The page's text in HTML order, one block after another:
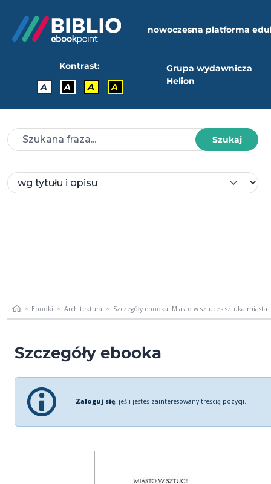
nowoczesna platforma
Kontrast:
A
A A A
Grupa wydawnicza
Helion
Szukaj
Ebooki Architektura Szczegóły ebooka: Miasto w sztuce - sztuka miasta
Szczegóły ebooka
Zaloguj się, jeśli jesteś zainteresowany treścią pozycji.